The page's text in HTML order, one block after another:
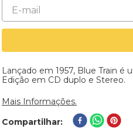
Lançado em 1957, Blue Train é
Edição em CD duplo e Stereo.
Mais Informações.
Compartilhar